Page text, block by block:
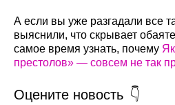
А если вы уже разгадали все
выяснили, что скрывает
самое время узнать, почему
престолов» — совсем не так
Оцените новость